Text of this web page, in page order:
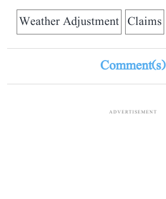
Claims
Weather Adjustment
Comment(s)
ADVERTISEMENT